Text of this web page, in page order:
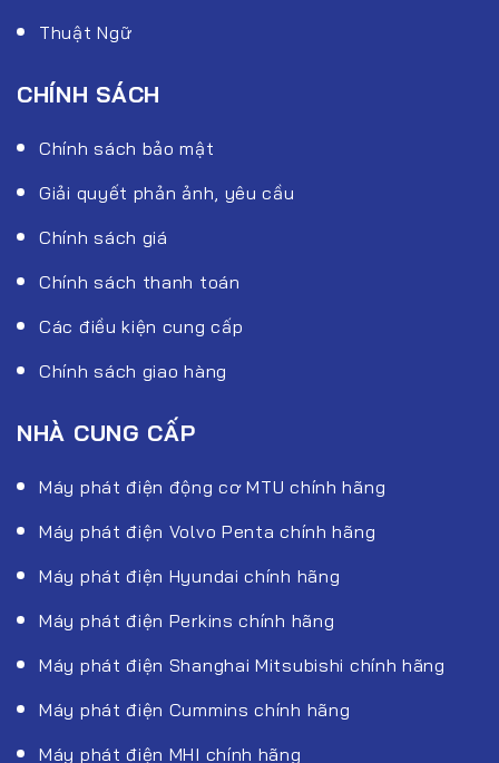
Thuật Ngữ
CHÍNH SÁCH
Chính sách bảo mật
Giải quyết phản ảnh, yêu cầu
Chính sách giá
Chính sách thanh toán
Các điều kiện cung cấp
Chính sách giao hàng
NHÀ CUNG CẤP
Máy phát điện động cơ MTU chính hãng
Máy phát điện Volvo Penta chính hãng
Máy phát điện Hyundai chính hãng
Máy phát điện Perkins chính hãng
Máy phát điện Shanghai Mitsubishi chính hãng
Máy phát điện Cummins chính hãng
Máy phát điện MHI chính hãng